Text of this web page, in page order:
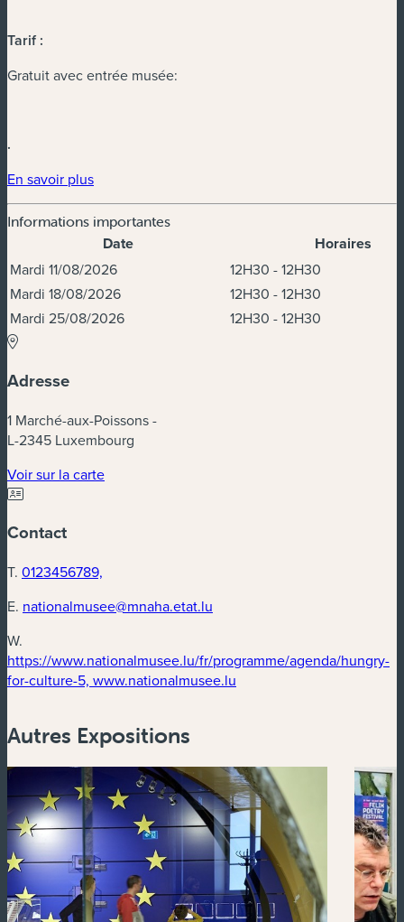
Tarif :
Gratuit avec entrée musée:
.
En savoir plus(nouvelle fenêtre)
Informations importantes
Dates et horaires
Date Horaires
Mardi 11/08/2026
12H30 - 12H30
Mardi 18/08/2026
12H30 - 12H30
Mardi 25/08/2026
12H30 - 12H30
Adresse
1 Marché-aux-Poissons -
L-2345 Luxembourg
Voir sur la carte(nouvelle fenêtre)
Contact
T. 0123456789,
E. nationalmusee@mnaha.etat.lu
W.
https://www.nationalmusee.lu/fr/programme/agenda/hungry-
for-culture-5, www.nationalmusee.lu
Autres Expositions